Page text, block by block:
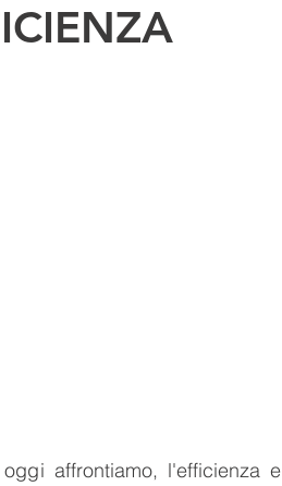
affrontiamo, l'efficienza e